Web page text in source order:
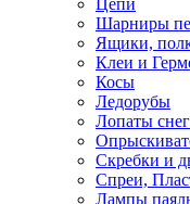
Цепи
Шарниры
Ящики,
Клеи и
Косы
Ледорубы
Лопаты
Скребки и
Спреи,
Лампы